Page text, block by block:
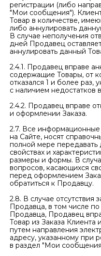
регистрации (либо
"Мои сообщения").
Товар в количестве,
либо аннулировать
В случае неполучения
дней Продавец
аннулировать данный
2.4.1. Продавец вправе
содержащие Товары, от
отказался 1 и более раз,
с наличием недостатков
2.4.2. Продавец вправе
и оформлении Заказа.
2.7. Все
на Сайте, носят
полной мере
свойствах и
размеры и формы. В
вопросов, касающихся
перед оформлением
обратиться к Продавцу.
2.8. В случае отсутствия
Продавца, в том числе
Продавца, Продавец
Товар из Заказа Клиента
путем направления
адресу, указанному при
в раздел "Мои